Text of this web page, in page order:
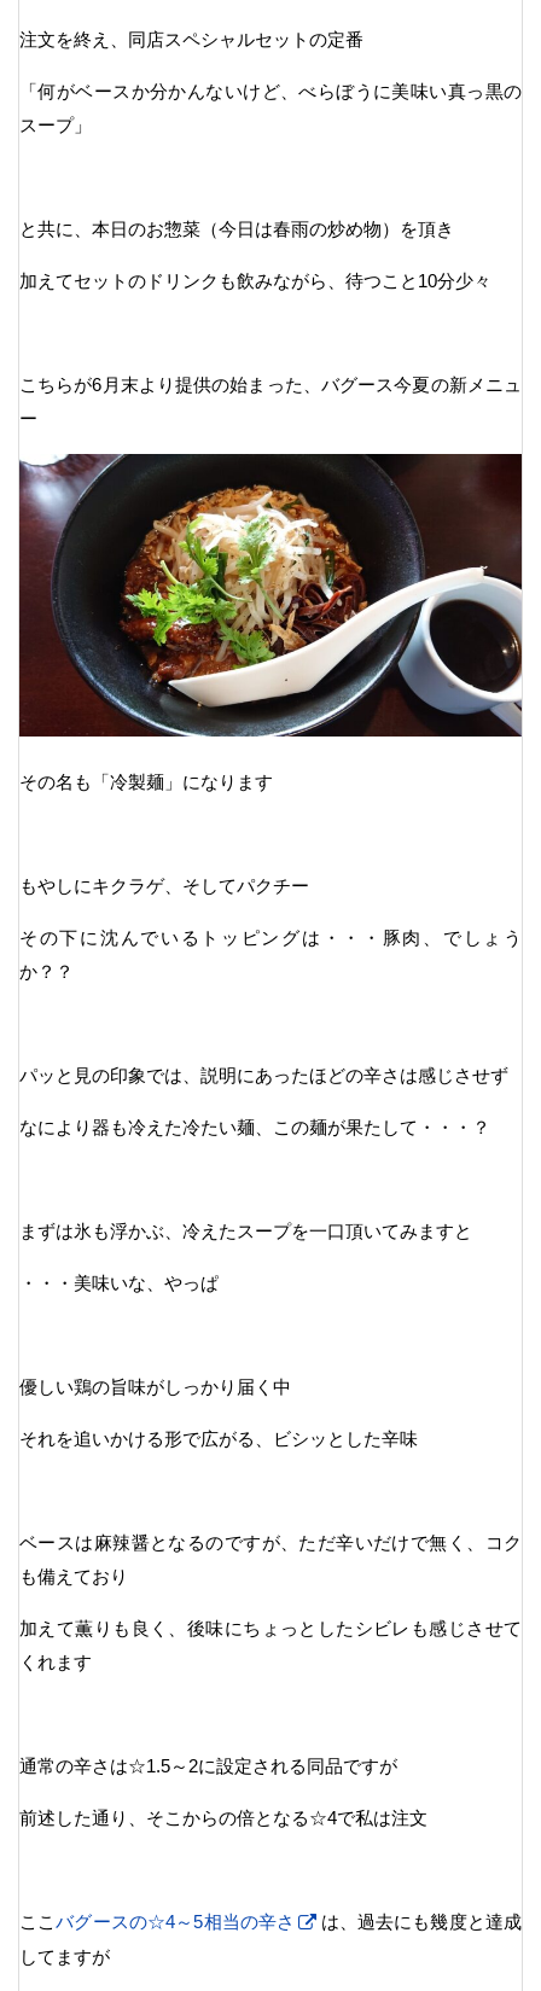
注文を終え、同店スペシャルセットの定番
「何がベースか分かんないけど、べらぼうに美味い真っ黒の
スープ」
と共に、本日のお惣菜（今日は春雨の炒め物）を頂き
加えてセットのドリンクも飲みながら、待つこと10分少々
こちらが6月末より提供の始まった、バグース今夏の新メニュ
ー
その名も「冷製麺」になります
もやしにキクラゲ、そしてパクチー
その下に沈んでいるトッピングは・・・豚肉、でしょう
か？？
パッと見の印象では、説明にあったほどの辛さは感じさせず
なにより器も冷えた冷たい麺、この麺が果たして・・・？
まずは氷も浮かぶ、冷えたスープを一口頂いてみますと
・・・美味いな、やっぱ
優しい鶏の旨味がしっかり届く中
それを追いかける形で広がる、ビシッとした辛味
ベースは麻辣醤となるのですが、ただ辛いだけで無く、コク
も備えており
加えて薫りも良く、後味にちょっとしたシビレも感じさせて
くれます
通常の辛さは☆1.5～2に設定される同品ですが
前述した通り、そこからの倍となる☆4で私は注文
ここバグースの☆4～5相当の辛さ
は、過去にも幾度と達成
してますが